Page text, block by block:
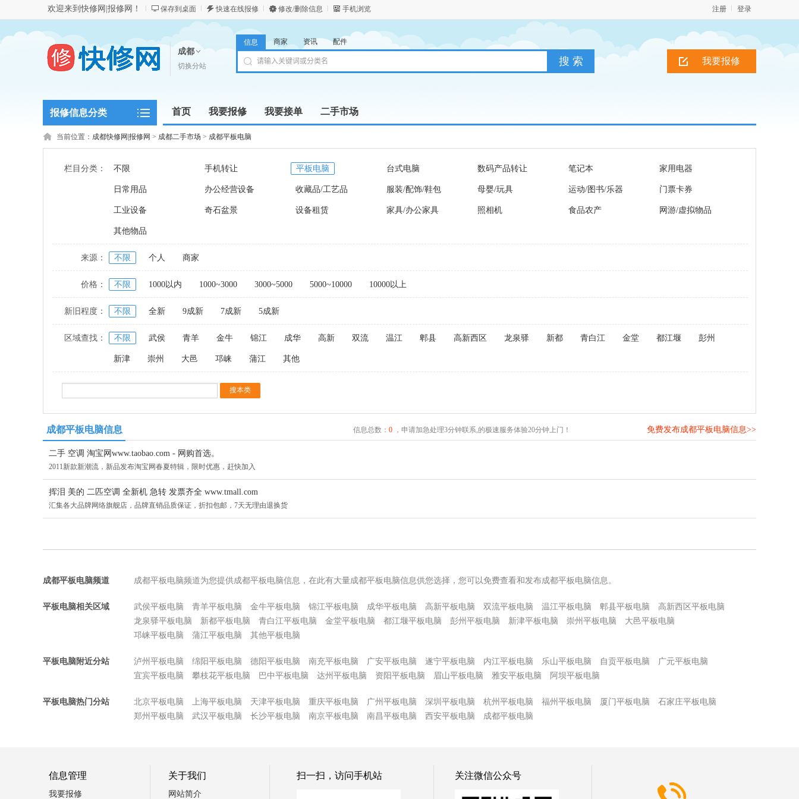
欢迎来到快修网|报修网！ 保存到桌面 快速在线报修 修改/删除信息 手机浏览 登录
注册
成都
切换分站 我要报修
信息 商家 资讯 配件
报修信息分类 首页 我要报修 我要接单 二手市场
当前位置： 成都快修网|报修网 > 成都二手市场 > 成都平板电脑
栏目分类： 不限 手机转让 平板电脑 台式电脑 数码产品转让 笔记本 家用电器
日常用品 办公经营设备 收藏品/工艺品 服装/配饰/鞋包 母婴/玩具 运动/图书/乐器 门票卡券
工业设备 奇石盆景 设备租赁 家具/办公家具 照相机 食品农产 网游/虚拟物品
其他物品
来源： 不限 个人 商家
价格： 不限 1000以内 1000~3000 3000~5000 5000~10000 10000以上
新旧程度： 不限 全新 9成新 7成新 5成新
区域查找： 不限 武侯 青羊 金牛 锦江 成华 高新 双流 温江 郫县 高新西区 龙泉驿 新都 青白江 金堂 都江堰 彭州
新津 崇州 大邑 邛崃 蒲江 其他
成都平板电脑信息 信息总数： 0 ，申请加急处理3分钟联系,的极速服务体验20分钟上门！ 免费发布成都平板电脑信息>>
二手 空调 淘宝网www.taobao.com - 网购首选。
2011新款新潮流，新品发布淘宝网春夏特辑，限时优惠，赶快加入
挥泪 美的 二匹空调 全新机 急转 发票齐全 www.tmall.com
汇集各大品牌网络旗舰店，品牌直销品质保证，折扣包邮，7天无理由退换货
成都平板电脑频道 成都平板电脑频道为您提供成都平板电脑信息，在此有大量成都平板电脑信息供您选择，您可以免费查看和发布成都平板电脑信息。
平板电脑相关区域 武侯平板电脑 青羊平板电脑 金牛平板电脑 锦江平板电脑 成华平板电脑 高新平板电脑 双流平板电脑 温江平板电脑 郫县平板电脑
高新西区平板电脑
龙泉驿平板电脑
新都平板电脑 青白江平板电脑 金堂平板电脑 都江堰平板电脑 彭州平板电脑 新津平板电脑 崇州平板电脑
大邑平板电脑
邛崃平板电脑
蒲江平板电脑 其他平板电脑
平板电脑附近分站 泸州平板电脑 绵阳平板电脑 德阳平板电脑 南充平板电脑 广安平板电脑 遂宁平板电脑 内江平板电脑 乐山平板电脑 自贡平板电脑
广元平板电脑
宜宾平板电脑
攀枝花平板电脑 巴中平板电脑 达州平板电脑 资阳平板电脑 眉山平板电脑 雅安平板电脑 阿坝平板电脑
平板电脑热门分站 北京平板电脑 上海平板电脑 天津平板电脑 重庆平板电脑 广州平板电脑 深圳平板电脑 杭州平板电脑 福州平板电脑 厦门平板电脑
石家庄平板电脑
郑州平板电脑
武汉平板电脑 长沙平板电脑 南京平板电脑 南昌平板电脑 西安平板电脑 成都平板电脑
信息管理
我要报修
关于我们
网站简介
扫一扫，访问手机站 关注微信公众号